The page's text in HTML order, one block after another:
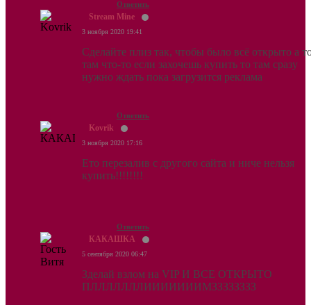
Ответить
Stream Mine
3 ноября 2020 19:41
Сделайте плиз так, чтобы было всё открыто а
там что-то если захочешь купить то там сразу
нужно ждать пока загрузится реклама
Ответить
Kovrik
3 ноября 2020 17:16
Ето перезалив с другого сайта и ниче нельзя
купить!!!!!!!!
Ответить
КАКАШКА
5 сентября 2020 06:47
Зделай взлом на VIP И ВСЕ ОТКРЫТО
ПЛЛЛЛЛЛЛИИИИИИИМЗЗЗЗЗЗЗЗ